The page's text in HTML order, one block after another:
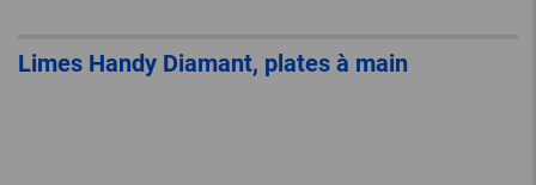
Limes Handy Diamant, plates à main